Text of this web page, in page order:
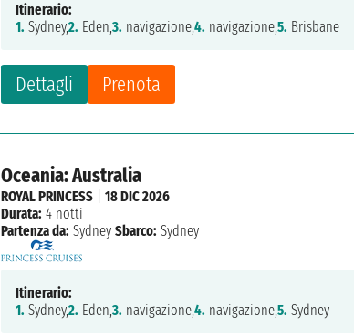
Dettagli Prenota
Itinerario:
1. Sydney,2. Eden,3. navigazione,4. navigazione,5. Brisbane
Oceania: Australia
ROYAL PRINCESS |18 DIC 2026
Durata: 4 notti
Partenza da: Sydney Sbarco: Sydney
Itinerario:
1. Sydney,2. Eden,3. navigazione,4. navigazione,5. Sydney